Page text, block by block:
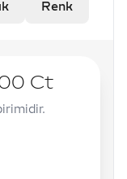
Renk
Ct